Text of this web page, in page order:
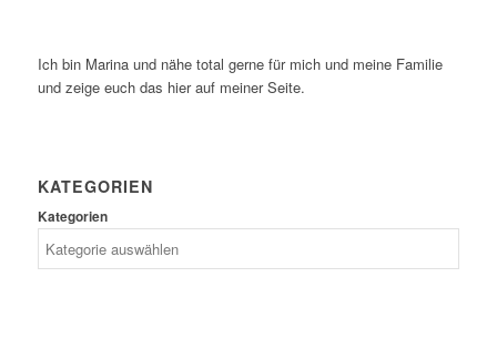
Ich bin Marina und nähe total gerne für mich und meine Familie
und zeige euch das hier auf meiner Seite.
KATEGORIEN
Kategorien